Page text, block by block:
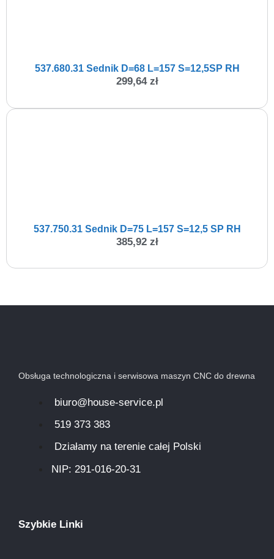
537.680.31 Sednik D=68 L=157 S=12,5SP RH
299,64 zł
537.750.31 Sednik D=75 L=157 S=12,5 SP RH
385,92 zł
Obsługa technologiczna i serwisowa maszyn CNC do drewna
biuro@house-service.pl
519 373 383
Działamy na terenie całej Polski
NIP: 291-016-20-31​
Szybkie Linki